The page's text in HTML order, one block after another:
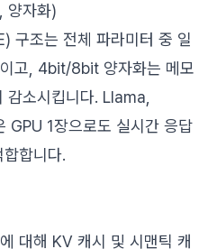
양자화)
조는 전체 파라미터 중 일
고, 4bit/8bit 양자화는 메모
소시킵니다. Llama,
1장으로도 실시간 응답
합니다.
대해 KV 캐시 및 시맨틱 캐